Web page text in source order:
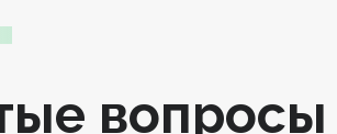
вопросы